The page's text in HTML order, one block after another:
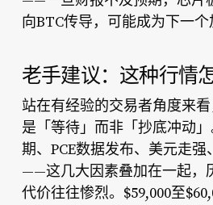
向BTC传导，可能成为下一个
老手建议：这种行情
站在有经验的交易者角度来
是「等待」而非「抄底冲动
期、PCE数据发布、美元走
——这几大因素叠加在一起，
代价往往惨烈。$59,000至